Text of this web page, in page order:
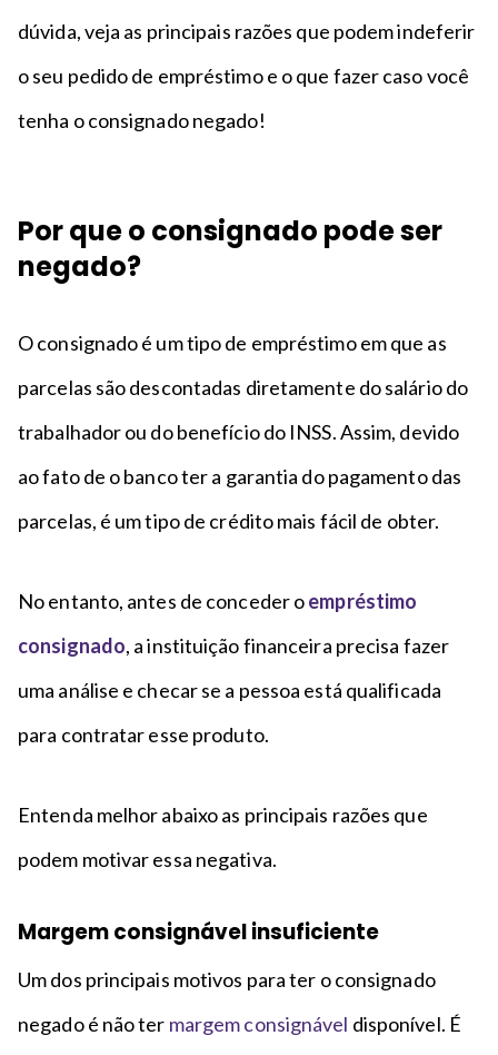
dúvida, veja as principais razões que podem indeferir
o seu pedido de empréstimo e o que fazer caso você
tenha o consignado negado!
Por que o consignado pode ser
negado?
O consignado é um tipo de empréstimo em que as
parcelas são descontadas diretamente do salário do
trabalhador ou do benefício do INSS. Assim, devido
ao fato de o banco ter a garantia do pagamento das
parcelas, é um tipo de crédito mais fácil de obter.
No entanto, antes de conceder oempréstimo
consignado, a instituição financeira precisa fazer
uma análise e checar se a pessoa está qualificada
para contratar esse produto.
Entenda melhor abaixo as principais razões que
podem motivar essa negativa.
Margem consignável insuficiente
Um dos principais motivos para ter o consignado
negado é não ter margem consignável disponível. É